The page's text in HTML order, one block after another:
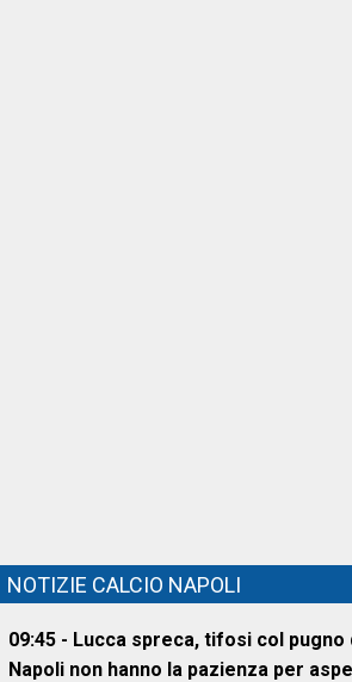
NOTIZIE CALCIO NAPOLI
09:45 - Lucca spreca, tifosi col pugno
Napoli non hanno la pazienza per